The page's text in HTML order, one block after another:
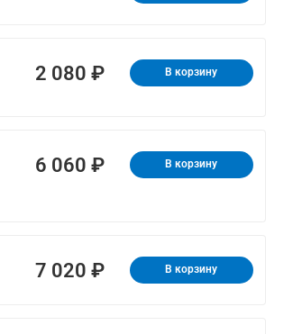
2 080 ₽ В корзину
6 060 ₽ В корзину
7 020 ₽ В корзину